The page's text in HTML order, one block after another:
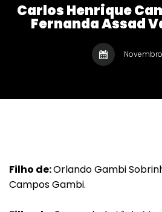
Carlos Henrique
Fernanda Assad
Novembro
Filho de:Orlando Gambi
Campos Gambi.